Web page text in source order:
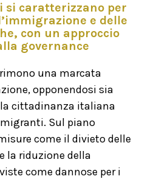
si caratterizzano per
e delle
con un approccio
governance
una marcata
opponendosi sia
cittadinanza italiana
Sul piano
come il divieto delle
la riduzione della
come dannose per i